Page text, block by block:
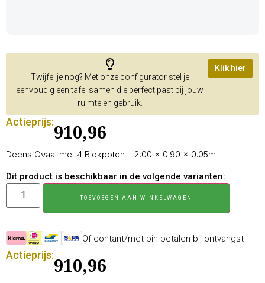
Twijfel je nog? Met onze configurator stel je
eenvoudig een tafel samen die perfect past bij jouw
ruimte en gebruik.
Klik hier
Actieprijs:
910,96
Deens Ovaal met 4 Blokpoten – 2.00 × 0.90 × 0.05m
Dit product is beschikbaar in de volgende varianten:
TOEVOEGEN AAN WINKELWAGEN
Of contant/met pin betalen bij ontvangst
Actieprijs:
910,96